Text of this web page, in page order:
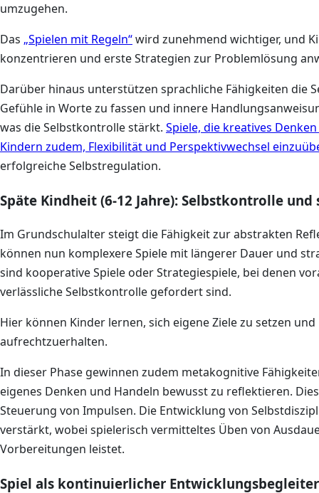
umzugehen.
Das „Spielen mit Regeln“wird zunehmend wichtiger, und
konzentrieren und erste Strategien zur Problemlösung
Darüber hinaus unterstützen sprachliche Fähigkeiten die
Gefühle in Worte zu fassen und innere
was die Selbstkontrolle stärkt. Spiele, die kreatives
Kindern zudem, Flexibilität und Perspektivwechsel
erfolgreiche Selbstregulation.
Späte Kindheit (6-12 Jahre): Selbstkontrolle
Im Grundschulalter steigt die Fähigkeit zur abstrakten
können nun komplexere Spiele mit längerer Dauer und
sind kooperative Spiele oder Strategiespiele, bei denen
verlässliche Selbstkontrolle gefordert sind.
Hier können Kinder lernen, sich eigene Ziele zu setzen
aufrechtzuerhalten.
In dieser Phase gewinnen zudem metakognitive
eigenes Denken und Handeln bewusst zu reflektieren.
Steuerung von Impulsen. Die Entwicklung von
verstärkt, wobei spielerisch vermitteltes Üben von
Vorbereitungen leistet.
Spiel als kontinuierlicher Entwicklungsbegleiter